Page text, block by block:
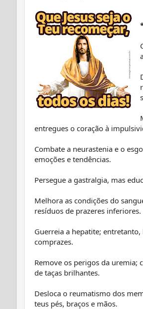
entregues o coração à
Combate a neurastenia e o
emoções e tendências.
Persegue a gastralgia, mas
Melhora as condições do
resíduos de prazeres inferiores.
Guerreia a hepatite;
comprazes.
Remove os perigos da uremia;
de taças brilhantes.
Desloca o reumatismo dos
teus pés, braços e mãos.